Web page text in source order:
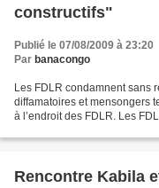
constructifs"
Publié le 07/08/2009 à 23:20
Par banacongo
Les FDLR condamnent sans
diffamatoires et mensongers
à l’endroit des FDLR. Les
Rencontre Kabila